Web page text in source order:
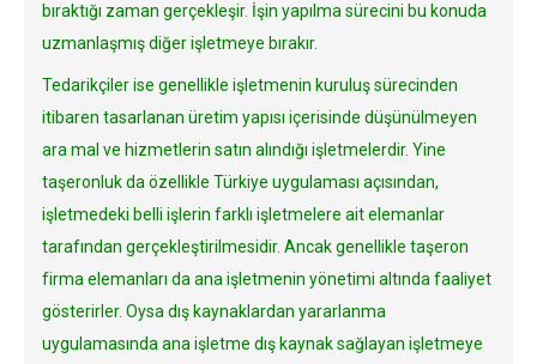
bıraktığı zaman gerçekleşir. İşin yapılma sürecini bu konuda
uzmanlaşmış diğer işletmeye bırakır.
Tedarikçiler ise genellikle işletmenin kuruluş sürecinden
itibaren tasarlanan üretim yapısı içerisinde düşünülmeyen
ara mal ve hizmetlerin satın alındığı işletmelerdir. Yine
taşeronluk da özellikle Türkiye uygulaması açısından,
işletmedeki belli işlerin farklı işletmelere ait elemanlar
tarafından gerçekleştirilmesidir. Ancak genellikle taşeron
firma elemanları da ana işletmenin yönetimi altında faaliyet
gösterirler. Oysa dış kaynaklardan yararlanma
uygulamasında ana işletme dış kaynak sağlayan işletmeye